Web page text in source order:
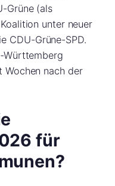
Grüne (als
unter neuer
CDU-Grüne-SPD.
Württemberg
Wochen nach der
für